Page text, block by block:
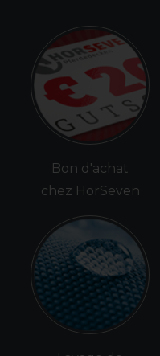
Bon d'achat
chez HorSeven